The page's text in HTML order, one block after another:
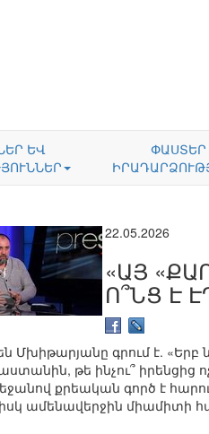
ԵՎ
ՓԱՍՏԵՐ
22.05.2026
«ԱՅ
Ո՞ՆՑ Է
Մխիթարյանը գրում է.
թե ինչու՞ իրենցից
քրեական գործ է
ամենավերջին